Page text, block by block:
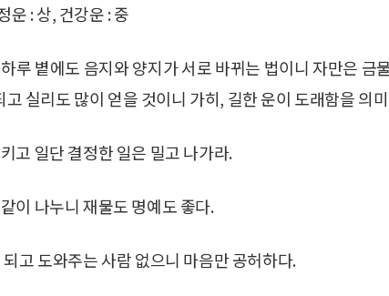
운 : 상, 건강운 : 중
루 볕에도 음지와 양지가 서로 바뀌는 법이니 자만은 금
실리도 많이 얻을 것이니 가히, 길한 운이 도래함을 의
고 일단 결정한 일은 밀고 나가라.
이 나누니 재물도 명예도 좋다.
고 도와주는 사람 없으니 마음만 공허하다.